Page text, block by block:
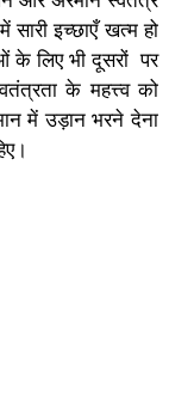
इच्छाएँ खत्म हो
लिए भी दूसरों पर
के महत्त्व को
में उड़ान भरने देना